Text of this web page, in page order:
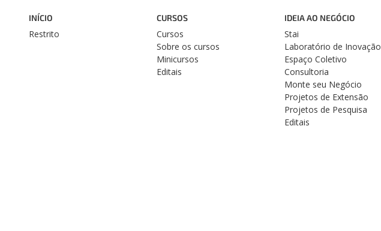
INÍCIO
Restrito
CURSOS
Cursos
Sobre os cursos
Minicursos
Editais
IDEIA AO NEGÓCIO
Stai
Laboratório de Inovação
Espaço Coletivo
Consultoria
Monte seu Negócio
Projetos de Extensão
Projetos de Pesquisa
Editais